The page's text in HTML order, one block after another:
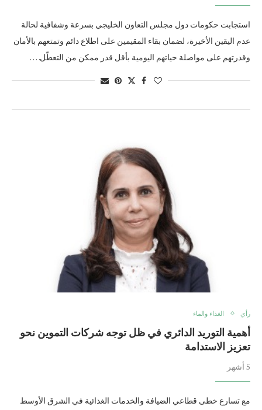
استجابت حكومات دول مجلس التعاون الخليجي بسرعة وشفافية لحالة
عدم اليقين الأخيرة، لضمان بقاء المقيمين على اطلاع دائم وتمتعهم بالأمان
وقدرتهم على مواصلة حياتهم اليومية بأقل قدر ممكن من التعطّل. …
رأي الغذاء والماء
أهمية التوريد الدائري في ظل توجه شركات التموين نحو
تعزيز الاستدامة
5 أشهر
مع تسارع خطى قطاعي الضيافة والخدمات الغذائية في الشرق الأوسط